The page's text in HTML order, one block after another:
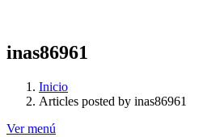
inas86961
Inicio
Articles posted by inas86961
Ver menú